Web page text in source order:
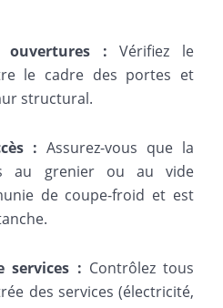
ouvertures : Vérifiez le
le cadre des portes et
structural.
: Assurez-vous que la
au grenier ou au vide
de coupe-froid et est
services : Contrôlez tous
des services (électricité,